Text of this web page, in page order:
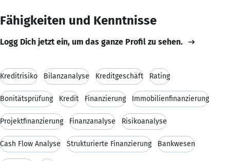
Fähigkeiten und Kenntnisse
Logg Dich jetzt ein, um das ganze Profil zu sehen.
Kreditrisiko Bilanzanalyse Kreditgeschäft Rating
Bonitätsprüfung Kredit Finanzierung Immobilienfinanzierung
Projektfinanzierung Finanzanalyse Risikoanalyse
Cash Flow Analyse Strukturierte Finanzierung Bankwesen